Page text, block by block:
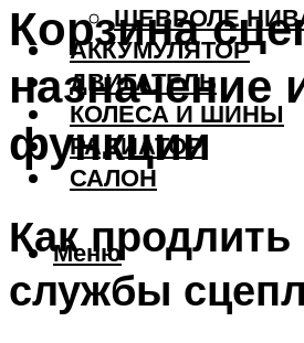
ШЕВРОЛЕ
АККУМУЛЯТОР
ДВИГАТЕЛЬ
КОЛЕСА И ШИНЫ
РАДИАТОР
САЛОН
Меню
Корзина
назначение
функции
Как продлить
службы